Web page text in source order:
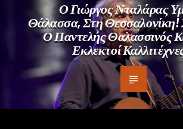
Ο Γιώργος Νταλάρας
Θάλασσα, Στη Θεσσαλονίκη!
Ο Παντελής Θαλασσινός
Εκλεκτοί